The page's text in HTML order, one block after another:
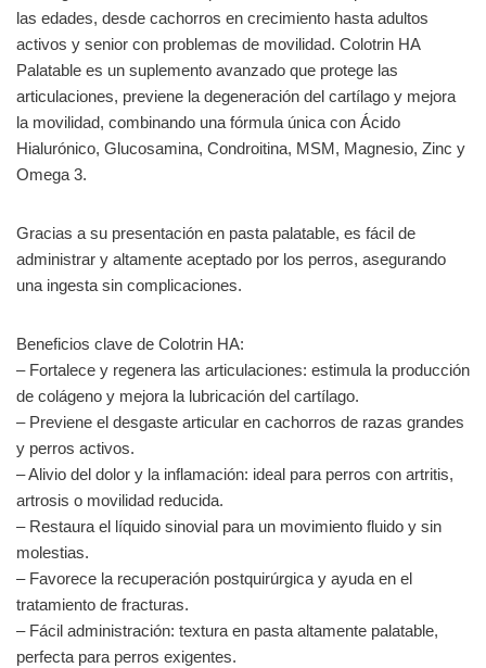
las edades, desde cachorros en crecimiento hasta adultos
activos y senior con problemas de movilidad. Colotrin HA
Palatable es un suplemento avanzado que protege las
articulaciones, previene la degeneración del cartílago y mejora
la movilidad, combinando una fórmula única con Ácido
Hialurónico, Glucosamina, Condroitina, MSM, Magnesio, Zinc y
Omega 3.
Gracias a su presentación en pasta palatable, es fácil de
administrar y altamente aceptado por los perros, asegurando
una ingesta sin complicaciones.
Beneficios clave de Colotrin HA:
– Fortalece y regenera las articulaciones: estimula la producción
de colágeno y mejora la lubricación del cartílago.
– Previene el desgaste articular en cachorros de razas grandes
y perros activos.
– Alivio del dolor y la inflamación: ideal para perros con artritis,
artrosis o movilidad reducida.
– Restaura el líquido sinovial para un movimiento fluido y sin
molestias.
– Favorece la recuperación postquirúrgica y ayuda en el
tratamiento de fracturas.
– Fácil administración: textura en pasta altamente palatable,
perfecta para perros exigentes.